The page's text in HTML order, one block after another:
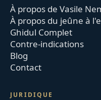
À propos de Vasile
À propos du jeûne à
Ghidul Complet
Contre-indications
Blog
Contact
JURIDIQUE